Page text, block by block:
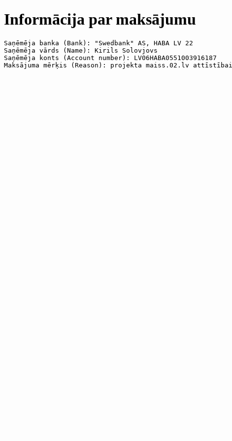
Informācija par maksājumu
Saņēmēja banka (Bank): "Swedbank" AS, HABA LV 22
Saņēmēja vārds (Name): Kirils Solovjovs
Saņēmēja konts (Account number): LV06HABA0551003916187
Maksājuma mērķis (Reason): projekta maiss.02.lv